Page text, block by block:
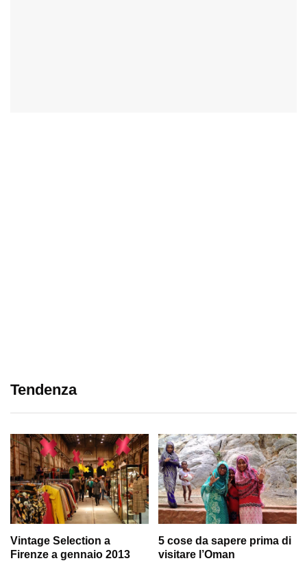
Tendenza
Vintage Selection a
Firenze a gennaio 2013
5 cose da sapere prima di
visitare l’Oman